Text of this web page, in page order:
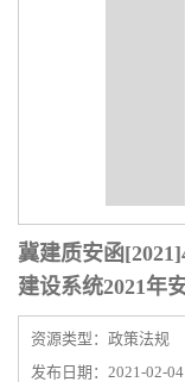
冀建质安函
建设系统2021年
资源类型：政策法规
发布日期：2021-02-04